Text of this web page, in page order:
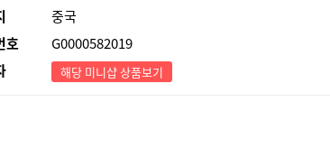
중국
호
G0000582019
해당 미니샵 상품보기